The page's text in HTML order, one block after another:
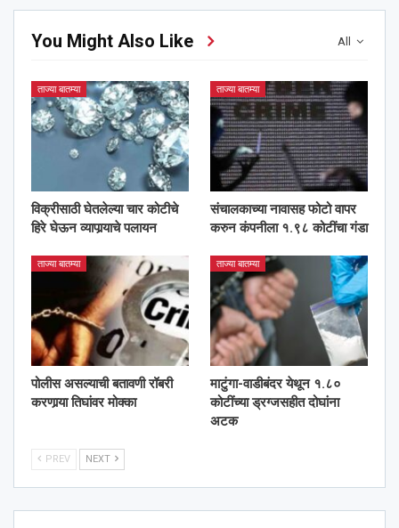
All
You Might Also Like
ताज्या बातम्या
विक्रीसाठी घेतलेल्या चार कोटीचे
हिरे घेऊन व्यापार्‍याचे पलायन
ताज्या बातम्या
संचालकाच्या नावासह फोटो वापर
करुन कंपनीला १.९८ कोटींचा गंडा
ताज्या बातम्या
पोलीस असल्याची बतावणी रॉबरी
करणार्‍या तिघांवर मोक्का
ताज्या बातम्या
माटुंगा-वाडीबंदर येथून १.८०
कोटींच्या ड्रग्जसहीत दोघांना
अटक
PREV NEXT